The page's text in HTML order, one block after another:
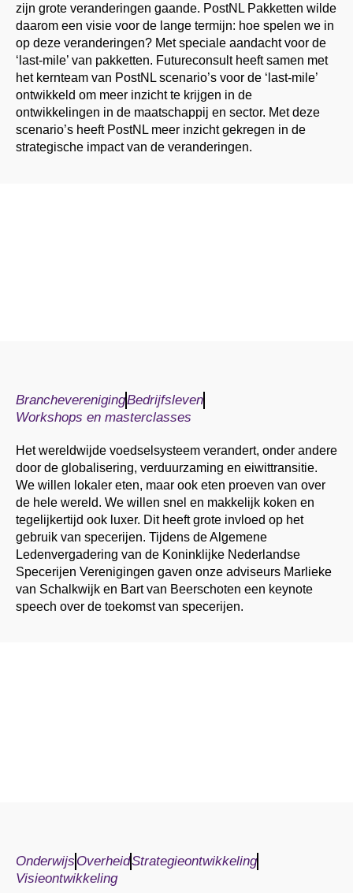
zijn grote veranderingen gaande. PostNL Pakketten wilde
daarom een visie voor de lange termijn: hoe spelen we in
op deze veranderingen? Met speciale aandacht voor de
‘last-mile’ van pakketten. Futureconsult heeft samen met
het kernteam van PostNL scenario’s voor de ‘last-mile’
ontwikkeld om meer inzicht te krijgen in de
ontwikkelingen in de maatschappij en sector. Met deze
scenario’s heeft PostNL meer inzicht gekregen in de
strategische impact van de veranderingen.
BrancheverenigingBedrijfsleven
Workshops en masterclasses
Het wereldwijde voedselsysteem verandert, onder andere
door de globalisering, verduurzaming en eiwittransitie.
We willen lokaler eten, maar ook eten proeven van over
de hele wereld. We willen snel en makkelijk koken en
tegelijkertijd ook luxer. Dit heeft grote invloed op het
gebruik van specerijen. Tijdens de Algemene
Ledenvergadering van de Koninklijke Nederlandse
Specerijen Verenigingen gaven onze adviseurs Marlieke
van Schalkwijk en Bart van Beerschoten een keynote
speech over de toekomst van specerijen.
Onderwijs OverheidStrategieontwikkeling
Visieontwikkeling